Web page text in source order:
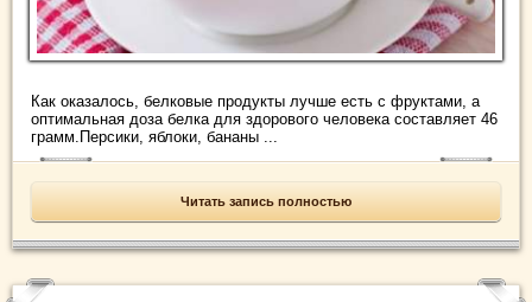
Как оказалось, белковые продукты лучше есть с фруктами, а
оптимальная доза белка для здорового человека составляет 46
грамм.Персики, яблоки, бананы ...
Читать запись полностью